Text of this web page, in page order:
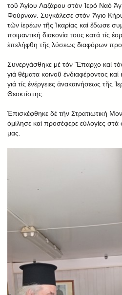
τοῦ Ἁγίου Λαζάρου στόν Ἱερό Ναό
Φούρνων. Συγκάλεσε στόν Ἃγιο
τῶν ἱερέων τῆς Ἰκαρίας καί ἒδωσε
ποιμαντική διακονία τους κατά τίς
ἐπελήφθη τῆς λύσεως διαφόρων
Συνεργάσθηκε μέ τόν Ἒπαρχο καί
γιά θέματα κοινοῦ ἐνδιαφέροντος
γιά τίς ἐνέργειες ἀνακαινήσεως τῆς
Θεοκτίστης.
Ἐπισκέφθηκε δέ τήν Στρατιωτική
ὁμίλησε καί προσέφερε εὐλογίες στά
μας.